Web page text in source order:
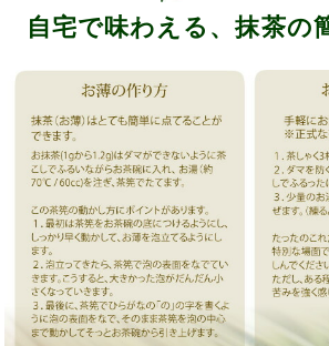
自宅で味わえる、抹茶の